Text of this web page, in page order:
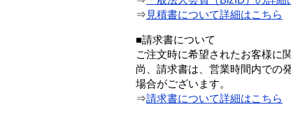
⇒ 見積書について詳細はこちら
■請求書について
ご注文時に希望されたお客様に
尚、請求書は、営業時間内での
場合がございます。
⇒請求書について詳細はこちら